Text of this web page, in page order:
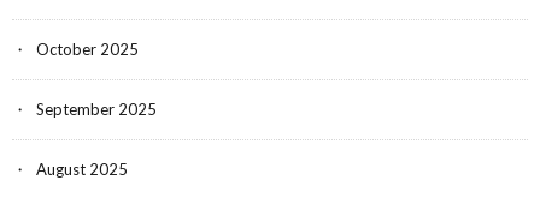
October 2025
September 2025
August 2025